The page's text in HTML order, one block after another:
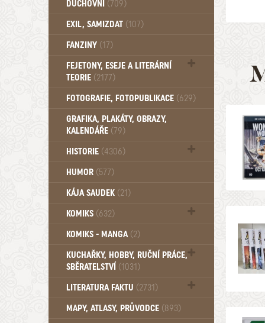
DUCHOVNÍ (709)
Okultismus (110)
EXIL, SAMIZDAT (107)
FANZINY (17)
FEJETONY, ESEJE A LITERÁRNÍ
TEORIE (2177)
Citáty, aforismy, snáře, přísloví,
FOTOGRAFIE, FOTOPUBLIKACE (629)
GRAFIKA, PLAKÁTY, OBRAZY,
KALENDÁŘE (79)
HISTORIE (4306)
Mytologie, Mýty, Báje, Pověsti (203)
HUMOR (577)
KÁJA SAUDEK (21)
KOMIKS (632)
Komiks - Čtyřlístek (232)
KOMIKS - MANGA (2)
KUCHAŘKY, HOBBY, RUČNÍ PRÁCE,
SBĚRATELSTVÍ (1031)
Dům a byt (102)
LITERATURA FAKTU (2731)
Katalogy (503)
MAPY, ATLASY, PRŮVODCE (893)